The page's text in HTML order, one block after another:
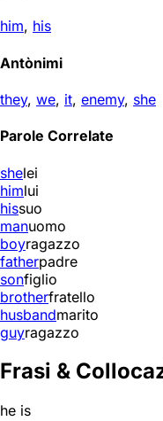
him, his
Antònimi
they, we, it, enemy, she
Parole Correlate
shelei
himlui
hissuo
manuomo
boyragazzo
fatherpadre
sonfiglio
brotherfratello
husbandmarito
guyragazzo
Frasi &
he is